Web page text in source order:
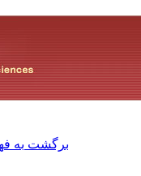
برگشت به